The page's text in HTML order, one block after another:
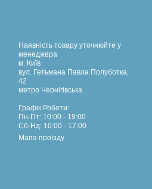
Наявність товару уточнюйте у
менеджера
м. Київ
вул. Гетьмана Павла Полуботка,
42
метро Чернігівська
Графік Роботи:
Пн-Пт: 10:00 - 19:00
Сб-Нд: 10:00 - 17:00
Мапа проїзду